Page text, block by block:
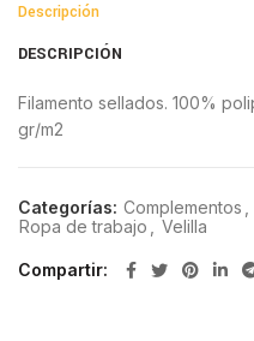
Descripción
DESCRIPCIÓN
Filamento sellados. 100%
gr/m2
Categorías: Complementos
Ropa de trabajo
Velilla
Compartir